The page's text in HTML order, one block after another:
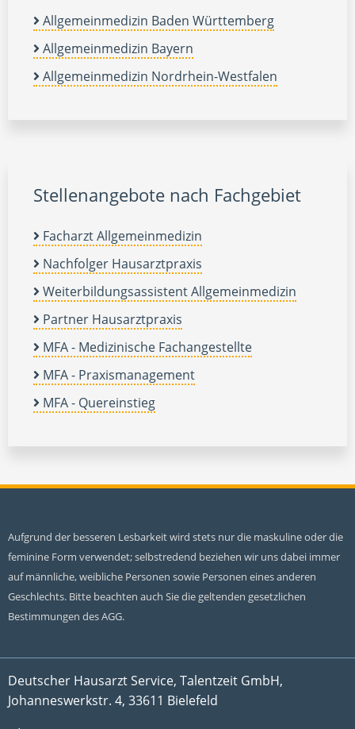
Allgemeinmedizin Baden Württemberg
Allgemeinmedizin Bayern
Allgemeinmedizin Nordrhein-Westfalen
Stellenangebote nach Fachgebiet
Facharzt Allgemeinmedizin
Nachfolger Hausarztpraxis
Weiterbildungsassistent Allgemeinmedizin
Partner Hausarztpraxis
MFA - Medizinische Fachangestellte
MFA - Praxismanagement
MFA - Quereinstieg
Aufgrund der besseren Lesbarkeit wird stets nur die maskuline oder die
feminine Form verwendet; selbstredend beziehen wir uns dabei immer
auf männliche, weibliche Personen sowie Personen eines anderen
Geschlechts. Bitte beachten auch Sie die geltenden gesetzlichen
Bestimmungen des AGG.
Deutscher Hausarzt Service, Talentzeit GmbH,
Johanneswerkstr. 4, 33611 Bielefeld